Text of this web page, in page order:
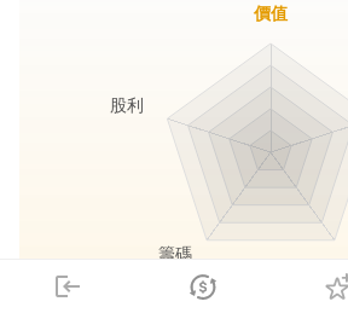
login
市場
價值
籌碼
股利